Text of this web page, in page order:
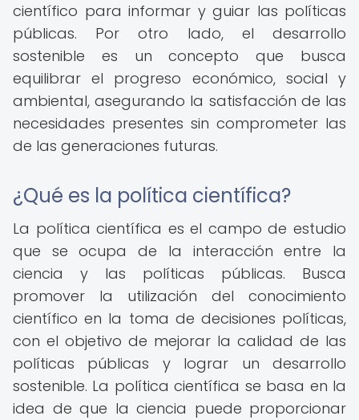
científico para informar y guiar las políticas
públicas. Por otro lado, el desarrollo
sostenible es un concepto que busca
equilibrar el progreso económico, social y
ambiental, asegurando la satisfacción de las
necesidades presentes sin comprometer las
de las generaciones futuras.
¿Qué es la política científica?
La política científica es el campo de estudio
que se ocupa de la interacción entre la
ciencia y las políticas públicas. Busca
promover la utilización del conocimiento
científico en la toma de decisiones políticas,
con el objetivo de mejorar la calidad de las
políticas públicas y lograr un desarrollo
sostenible. La política científica se basa en la
idea de que la ciencia puede proporcionar